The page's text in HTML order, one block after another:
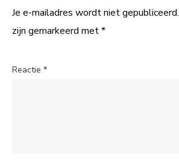
Je e-mailadres wordt niet gepubliceerd.
zijn gemarkeerd met*
Reactie *